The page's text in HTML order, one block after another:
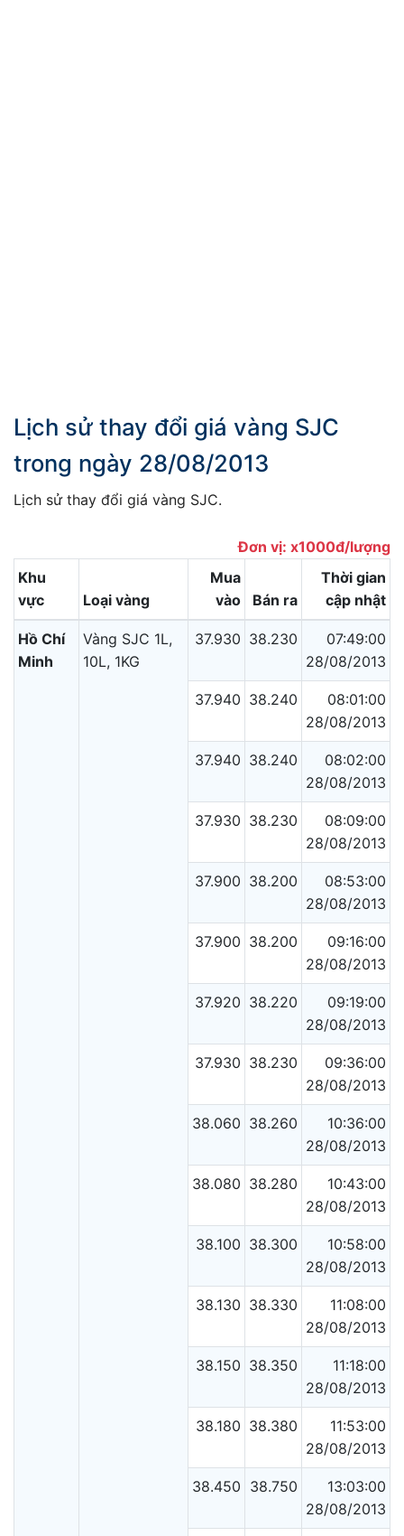
Lịch sử thay đổi giá vàng SJC
trong ngày 28/08/2013
Lịch sử thay đổi giá vàng SJC.
Đơn vị: x1000đ/lượng
Khu
vực
Loại vàng
Mua
vào
Bán ra
Thời gian
cập nhật
Hồ Chí
Minh
Vàng SJC 1L,
10L, 1KG
37.930 38.230
07:49:00
28/08/2013
37.940 38.240
08:01:00
28/08/2013
37.940 38.240
08:02:00
28/08/2013
37.930 38.230
08:09:00
28/08/2013
37.900 38.200
08:53:00
28/08/2013
37.900 38.200
09:16:00
28/08/2013
37.920 38.220
09:19:00
28/08/2013
37.930 38.230
09:36:00
28/08/2013
38.060 38.260
10:36:00
28/08/2013
38.080 38.280
10:43:00
28/08/2013
38.100 38.300
10:58:00
28/08/2013
38.130 38.330
11:08:00
28/08/2013
38.150 38.350
11:18:00
28/08/2013
38.180 38.380
11:53:00
28/08/2013
38.450 38.750
13:03:00
28/08/2013